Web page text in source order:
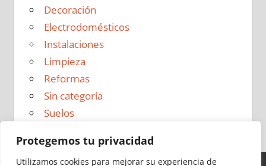
Protegemos tu privacidad
Utilizamos cookies para mejorar su experiencia de
Decoración
Electrodomésticos
Instalaciones
Limpieza
Reformas
Sin categoría
Suelos